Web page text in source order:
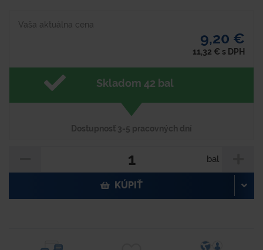
Vaša aktuálna cena
9,20 €
11,32 € s DPH
Skladom 42 bal
Dostupnosť 3-5 pracovných dní
bal
KÚPIŤ